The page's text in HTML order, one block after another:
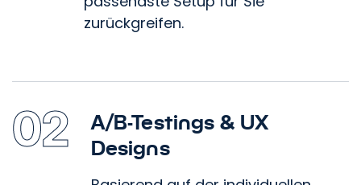
zurückgreifen.
02 A/B-Testings& UX
Designs